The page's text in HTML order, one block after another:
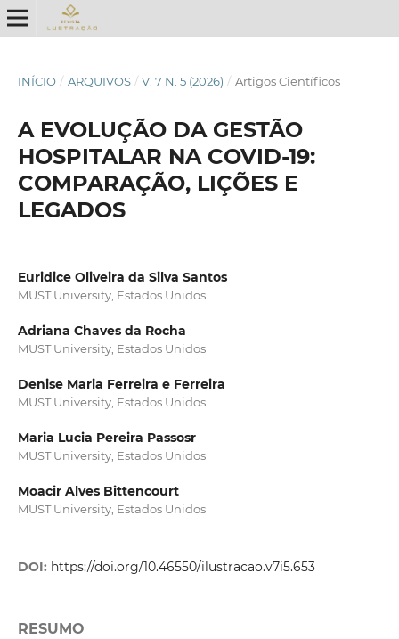
INÍCIO / ARQUIVOS / V. 7 N. 5 (2026) / Artigos Científicos
A EVOLUÇÃO DA GESTÃO
HOSPITALAR NA COVID-19:
COMPARAÇÃO, LIÇÕES E
LEGADOS
Euridice Oliveira da Silva Santos
MUST University, Estados Unidos
Adriana Chaves da Rocha
MUST University, Estados Unidos
Denise Maria Ferreira e Ferreira
MUST University, Estados Unidos
Maria Lucia Pereira Passosr
MUST University, Estados Unidos
Moacir Alves Bittencourt
MUST University, Estados Unidos
DOI: https://doi.org/10.46550/ilustracao.v7i5.653
RESUMO